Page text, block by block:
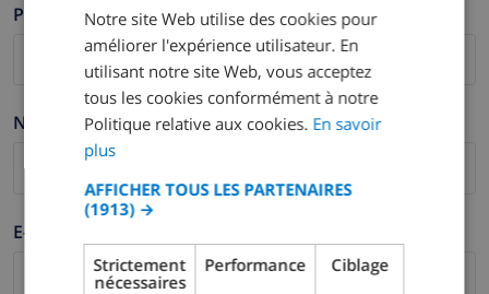
Prénom *
Nom de famille *
E-mail *
DUTCH
SPANISH
GERMAN
DANISH
Notre site Web utilise des cookies pour
améliorer l'expérience utilisateur. En
utilisant notre site Web, vous acceptez
tous les cookies conformément à notre
Politique relative aux cookies. En savoir
plus
AFFICHER TOUS LES PARTENAIRES
(1913) →
Strictement
nécessaires
Performance Ciblage